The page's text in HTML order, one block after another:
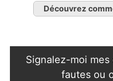
Découvrez
Signalez-moi
fautes ou